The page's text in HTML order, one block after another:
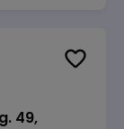
49,